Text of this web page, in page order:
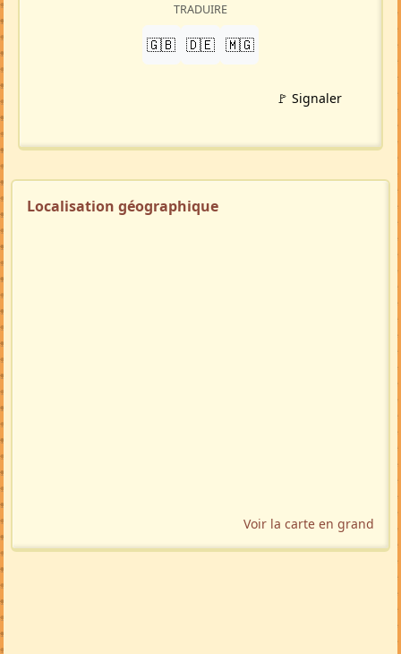
TRADUIRE
🇬🇧 🇩🇪 🇲🇬
🚩 Signaler
Localisation géographique
Voir la carte en grand